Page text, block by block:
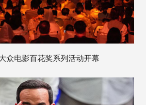
众电影百花奖系列活动开幕